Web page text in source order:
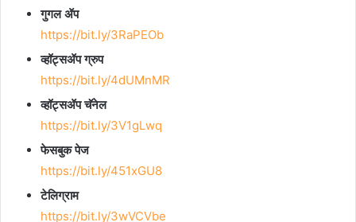
गुगल ॲप
https://bit.ly/3RaPEOb
व्हॉट्सॲप ग्रुप
https://bit.ly/4dUMnMR
व्हॉट्सॲप चॅनेल
https://bit.ly/3V1gLwq
फेसबुक पेज
https://bit.ly/451xGU8
टेलिग्राम
https://bit.ly/3wVCVbe